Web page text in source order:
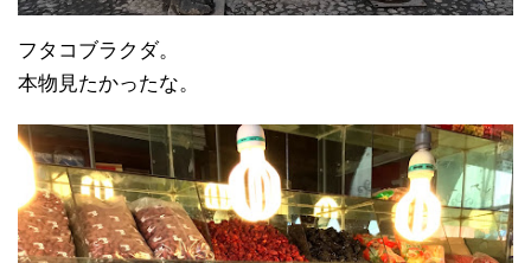
フタコブラクダ。
本物見たかったな。